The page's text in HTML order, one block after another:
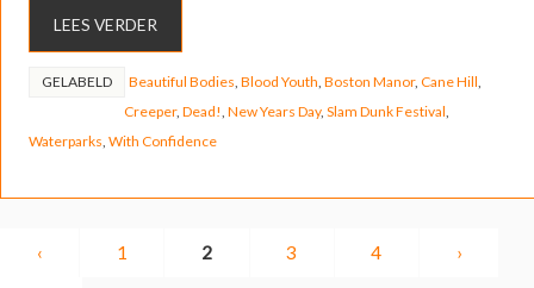
LEES VERDER
GELABELD Beautiful Bodies Blood Youth Boston Manor, Cane Hill
Creeper, Dead! New Years Day, Slam Dunk Festival
Waterparks With Confidence
‹ 1 2 3 4 ›